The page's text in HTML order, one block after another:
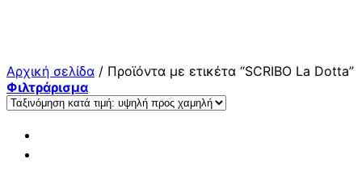
Αρχική σελίδα / Προϊόντα με ετικέτα “SCRIBO La Dotta”
Φιλτράρισμα